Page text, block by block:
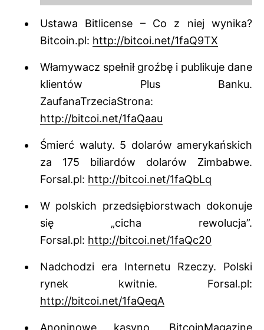
Ustawa Bitlicense – Co z niej wynika?
Bitcoin.pl: http://bitcoi.net/1faQ9TX
Włamywacz spełnił groźbę i publikuje dane
klientów Plus Banku.
ZaufanaTrzeciaStrona:
http://bitcoi.net/1faQaau
Śmierć waluty. 5 dolarów amerykańskich
za 175 biliardów dolarów Zimbabwe.
Forsal.pl: http://bitcoi.net/1faQbLq
W polskich przedsiębiorstwach dokonuje
się „cicha rewolucja”.
Forsal.pl: http://bitcoi.net/1faQc20
Nadchodzi era Internetu Rzeczy. Polski
rynek kwitnie. Forsal.pl:
http://bitcoi.net/1faQeqA
Anoninowe kasyno. BitcoinMagazine